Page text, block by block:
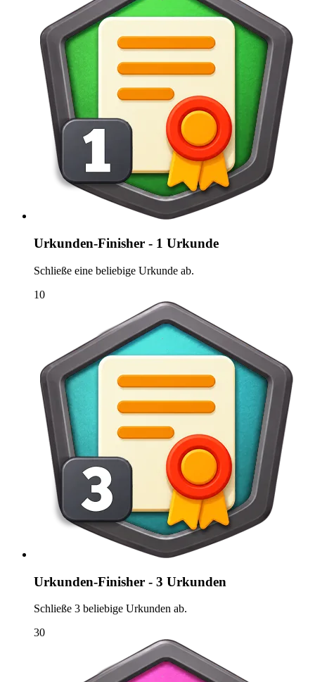
Urkunden-Finisher - 1 Urkunde
Schließe eine beliebige Urkunde ab.
10
Urkunden-Finisher - 3 Urkunden
Schließe 3 beliebige Urkunden ab.
30